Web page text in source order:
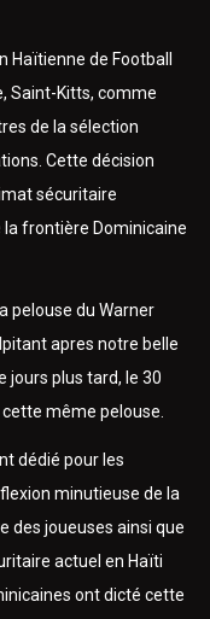
Haïtienne de Football
Saint-Kitts, comme
de la sélection
Cette décision
sécuritaire
frontière Dominicaine
pelouse du Warner
apres notre belle
jours plus tard, le 30
cette même pelouse.
dédié pour les
minutieuse de la
des joueuses ainsi que
actuel en Haïti
ont dicté cette